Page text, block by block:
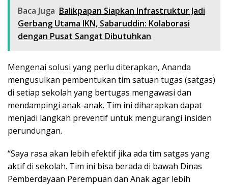
Baca Juga Balikpapan Siapkan Infrastruktur Jadi
Gerbang Utama IKN, Sabaruddin: Kolaborasi
dengan Pusat Sangat Dibutuhkan
Mengenai solusi yang perlu diterapkan, Ananda
mengusulkan pembentukan tim satuan tugas (satgas)
di setiap sekolah yang bertugas mengawasi dan
mendampingi anak-anak. Tim ini diharapkan dapat
menjadi langkah preventif untuk mengurangi insiden
perundungan.
“Saya rasa akan lebih efektif jika ada tim satgas yang
aktif di sekolah. Tim ini bisa berada di bawah Dinas
Pemberdayaan Perempuan dan Anak agar lebih